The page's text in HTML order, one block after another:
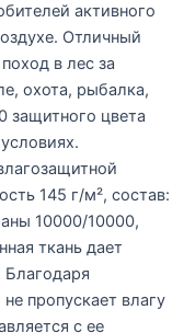
активного
Отличный
в лес за
охота, рыбалка,
защитного цвета
145 г/м², состав:
10000/10000,
ткань дает
Благодаря
пропускает влагу
с ее